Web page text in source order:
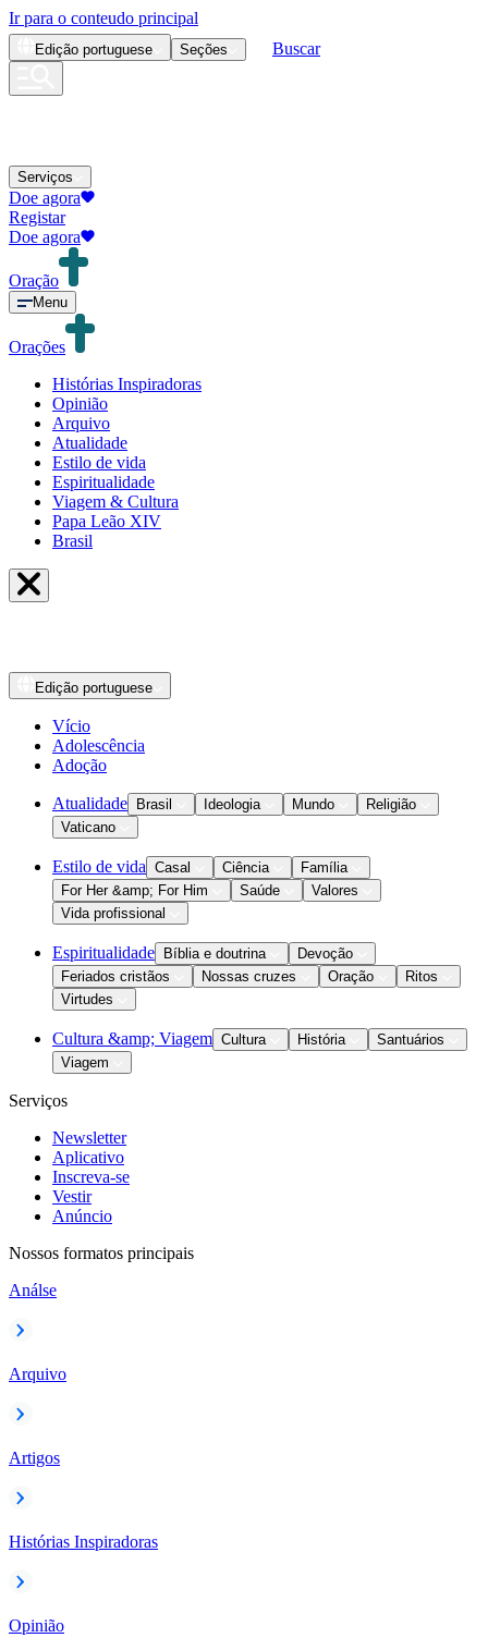
Ir para o conteudo principal
Edição portuguese Seções Buscar
Serviços
Doe agora
Registar
Doe agora
Oração
Menu
Orações
Histórias Inspiradoras
Opinião
Arquivo
Atualidade
Estilo de vida
Espiritualidade
Viagem & Cultura
Papa Leão XIV
Brasil
Edição portuguese
Vício
Adolescência
Adoção
Atualidade Brasil Ideologia Mundo
Religião
Vaticano
Estilo de vida Casal Ciência
Família
For Her &amp; For Him
Saúde
Valores
Vida profissional
Espiritualidade Bíblia e doutrina
Devoção
Feriados cristãos
Nossas cruzes Oração
Ritos
Virtudes
Cultura &amp; Viagem Cultura História
Santuários
Viagem
Serviços
Newsletter
Aplicativo
Inscreva-se
Vestir
Anúncio
Nossos formatos principais
Análse
Arquivo
Artigos
Histórias Inspiradoras
Opinião